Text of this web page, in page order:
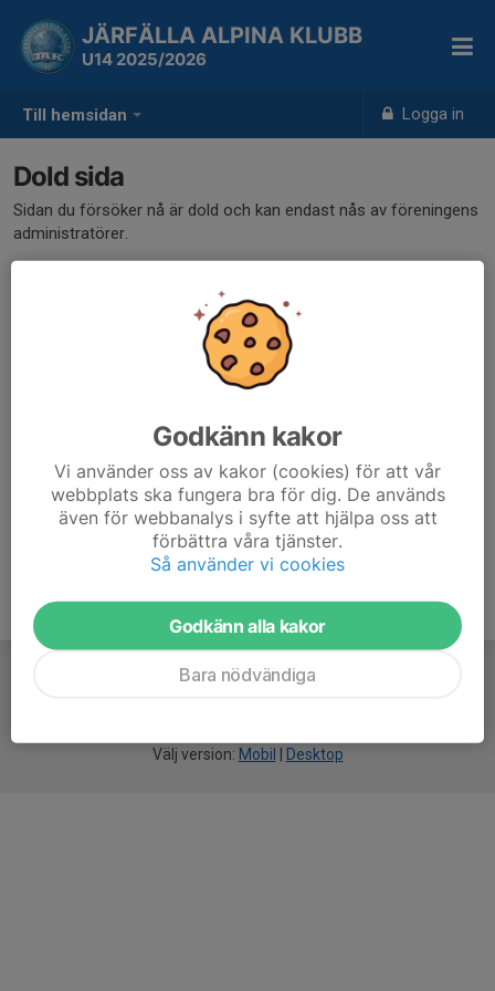
Till hemsidan Logga in
JÄRFÄLLA ALPINA KLUBB
U14 2025/2026
Dold sida
Sidan du försöker nå är dold och kan endast nås av föreningens
administratörer.
Välj version: Mobil Desktop
Godkänn kakor
Vi använder oss av kakor (cookies) för att vår
webbplats ska fungera bra för dig. De används
även för webbanalys i syfte att hjälpa oss att
förbättra våra tjänster.
Så använder vi cookies
Godkänn alla kakor
Bara nödvändiga